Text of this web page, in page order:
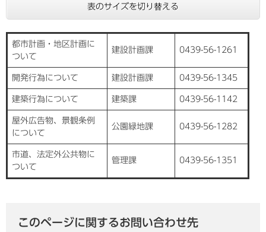
表のサイズを切り替える
都市計画・地区計画に
ついて
建設計画課 0439-56-1261
開発行為について 建設計画課 0439-56-1345
建築行為について 建築課 0439-56-1142
屋外広告物、景観条例
について
公園緑地課 0439-56-1282
市道、法定外公共物に
ついて
管理課 0439-56-1351
このページに関するお問い合わせ先